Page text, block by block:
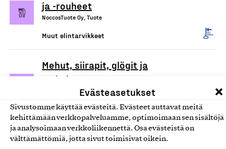
Evästeasetukset
Sivustomme käyttää evästeitä. Evästeet auttavat meitä
kehittämään verkkopalveluamme, optimoimaan sen sisältöjä
ja analysoimaan verkkoliikennettä. Osa evästeistä on
välttämättömiä, jotta sivut toimisivat oikein.
ja -rouheet
NoccosTuote Oy, Tuote
Muut elintarvikkeet
Mehut, siirapit, glögit ja
makeiset
Akselin Herkkupaja Oy, Tuote
Muut elintarvikkeet
Lappitar hillot ja kastikkeet